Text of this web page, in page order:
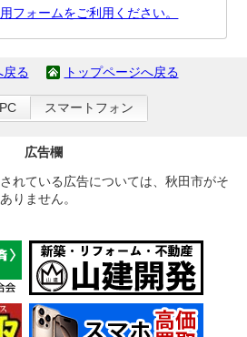
フォームをご利用ください。
戻る トップページへ戻る
PC スマートフォン
広告欄
れている広告については、秋田市がそ
りません。